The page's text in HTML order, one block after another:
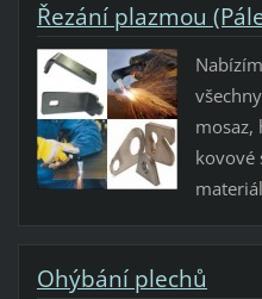
Řezání plazmou
mosaz,
kovové
Ohýbání plechů